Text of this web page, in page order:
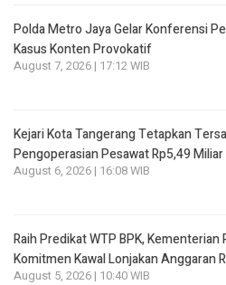
Polda Metro Jaya Gelar Konferensi
Kasus Konten Provokatif
August 7, 2026 | 17:12 WIB
Kejari Kota Tangerang Tetapkan
Pengoperasian Pesawat Rp5,49 Miliar
August 6, 2026 | 16:08 WIB
Raih Predikat WTP BPK, Kementerian
Komitmen Kawal Lonjakan Anggaran
August 5, 2026 | 10:40 WIB